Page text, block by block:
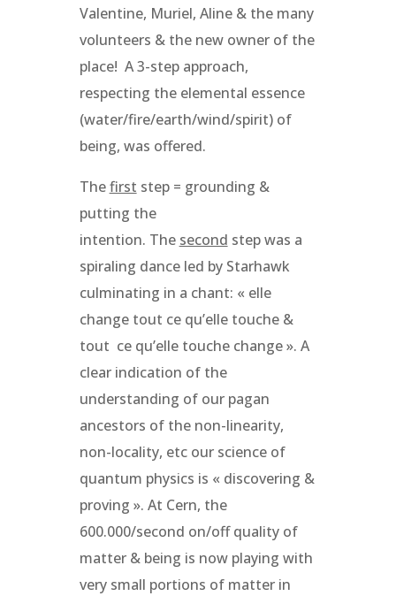
Valentine, Muriel, Aline & the many
volunteers & the new owner of the
place! A 3-step approach,
respecting the elemental essence
(water/fire/earth/wind/spirit) of
being, was offered.
Thefirst step = grounding &
putting the
intention. The second step was a
spiraling dance led by Starhawk
culminating in a chant: « elle
change tout ce qu’elle touche &
tout ce qu’elle touche change ». A
clear indication of the
understanding of our pagan
ancestors of the non-linearity,
non-locality, etc our science of
quantum physics is « discovering &
proving ». At Cern, the
600.000/second on/off quality of
matter & being is now playing with
very small portions of matter in